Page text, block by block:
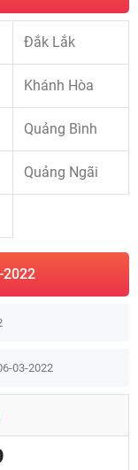
Đắk Lắk
Khánh Hòa
Quảng Bình
Quảng Ngãi
2022
03-2022